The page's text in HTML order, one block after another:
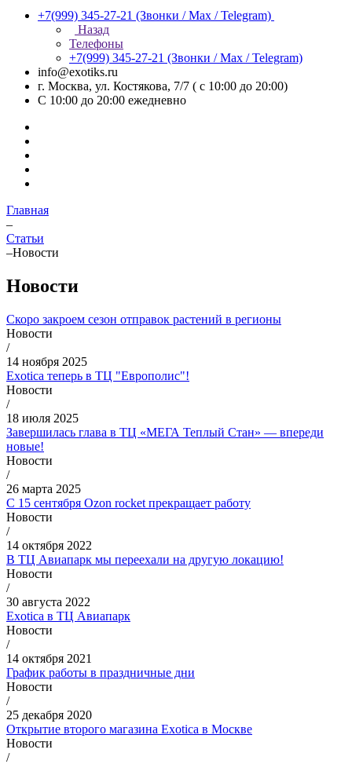
+7(999) 345-27-21 (Звонки / Max / Telegram)
Назад
Телефоны
+7(999) 345-27-21 (Звонки / Max / Telegram)
info@exotiks.ru
г. Москва, ул. Костякова, 7/7 ( с 10:00 до 20:00)
С 10:00 до 20:00 ежедневно
Главная
–
Статьи
–Новости
Новости
Скоро закроем сезон отправок растений в регионы
Новости
/
14 ноября 2025
Exotica теперь в ТЦ "Европолис"!
Новости
/
18 июля 2025
Завершилась глава в ТЦ «МЕГА Теплый Стан» — впереди
новые!
Новости
/
26 марта 2025
С 15 сентября Ozon rocket прекращает работу
Новости
/
14 октября 2022
В ТЦ Авиапарк мы переехали на другую локацию!
Новости
/
30 августа 2022
Exotica в ТЦ Авиапарк
Новости
/
14 октября 2021
График работы в праздничные дни
Новости
/
25 декабря 2020
Открытие второго магазина Exotica в Москве
Новости
/